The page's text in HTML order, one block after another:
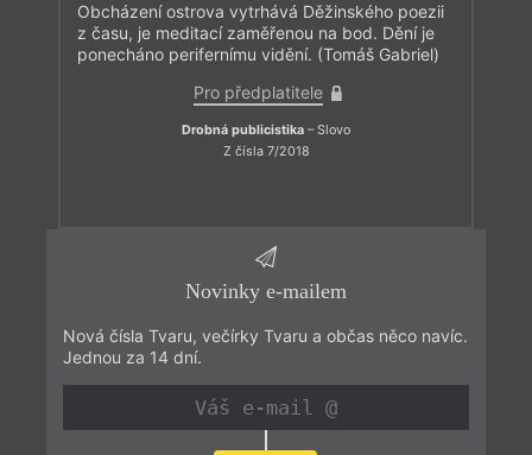
Obcházení ostrova vytrhává Děžinského poezii
z času, je meditací zaměřenou na bod. Dění je
ponecháno perifernímu vidění. (Tomáš Gabriel)
Pro předplatitele
Drobná publicistika – Slovo
Z čísla 7/2018
Novinky e-mailem
Nová čísla Tvaru, večírky Tvaru a občas něco navíc.
Jednou za 14 dní.